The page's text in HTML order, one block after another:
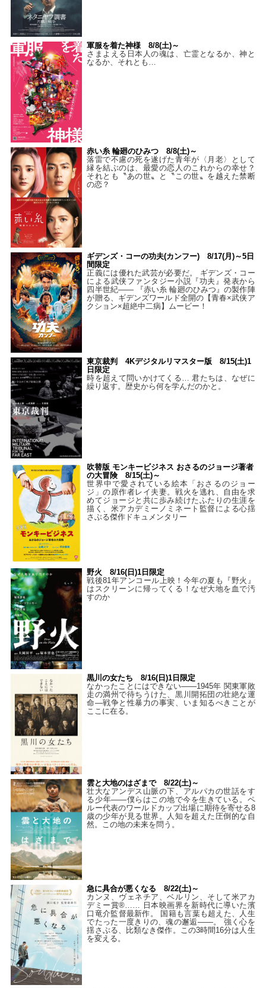
軍服を着た神様 8/8(土)～
さまよえる日本人の魂は、亡霊となるか、神と
なるか、それとも…
赤い糸 輪廻のひみつ 8/8(土)～
落雷で不慮の死を遂げた青年が〈月老〉として
縁を結ぶのは、最愛の恋人のこれからの幸せ？
それとも〝あの世〟と〝この世〟を越えた禁断
の恋？
ギデンズ・コーの功夫(カンフー) 8/17(月)～5日
間限定
正義には優れた武芸が必要だ。 ギデンズ・コー
による武侠ファンタジー小説『功夫』発表から
四半世紀―― 『赤い糸 輪廻のひみつ』の製作陣
が贈る、ギデンズワールド全開の【青春×武侠ア
クション×超絶中二病】ムービー！
東京裁判 4Kデジタルリマスター版 8/15(土)1
日限定
時を超えて問いかけてくる… 君たちは、なぜに
繰り返す。歴史から何を学んだのかと。
吹替版 モンキービジネス おさるのジョージ著者
の大冒険 8/15(土)～
世界中で愛されている絵本「おさるのジョー
ジ」の原作者レイ夫妻。戦火を逃れ、自由を求
めてジョージと共に歩み続けたふたりの生涯を
描く、米アカデミーノミネート監督による心揺
さぶる傑作ドキュメンタリー
野火 8/16(日)1日限定
戦後81年アンコール上映！今年の夏も『野火』
はスクリーンに帰ってくる！なぜ大地を血で汚
すのか
黒川の女たち 8/16(日)1日限定
なかったことにはできない——1945年 関東軍敗
走の満州で待ちうけた、黒川開拓団の壮絶な運
命―戦争と性暴力の事実、いま知るべきことが
ここに在る。
雲と大地のはざまで 8/22(土)～
壮大なアンデス山脈の下、アルパカの世話をす
る少年――僕らはこの地で今を生きている。ペ
ルー代表のワールドカップ出場に期待を寄せる8
歳の少年が見る世界。人知を超えた圧倒的な自
然。この地の未来を問う。
急に具合が悪くなる 8/22(土)～
カンヌ、ヴェネチア、ベルリン、そして米アカ
デミー賞®…… 日本映画界を新時代に導いた濱
口竜介監督最新作。 国籍も言葉も超えた、人生
でたった一度きりの、魂の邂逅――。 強く心を
揺さぶる、比類なき傑作。この3時間16分は人生
を変える。